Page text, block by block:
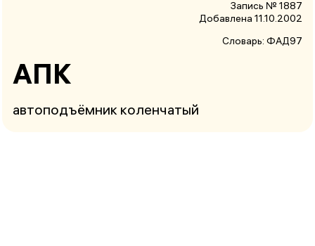
Запись № 1887
Добавлена 11.10.2002
Словарь: ФАД97
АПК
автоподъёмник коленчатый